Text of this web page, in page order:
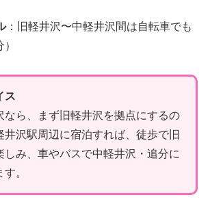
：旧軽井沢〜中軽井沢間は自転車でも
ス
なら、まず旧軽井沢を拠点にするの
井沢駅周辺に宿泊すれば、徒歩で旧
しみ、車やバスで中軽井沢・追分に
。